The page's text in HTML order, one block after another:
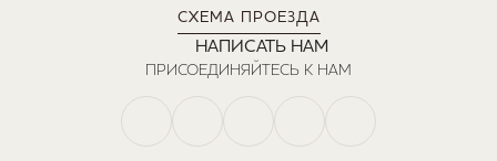
СХЕМА ПРОЕЗДА
НАПИСАТЬ НАМ
ПРИСОЕДИНЯЙТЕСЬ К НАМ